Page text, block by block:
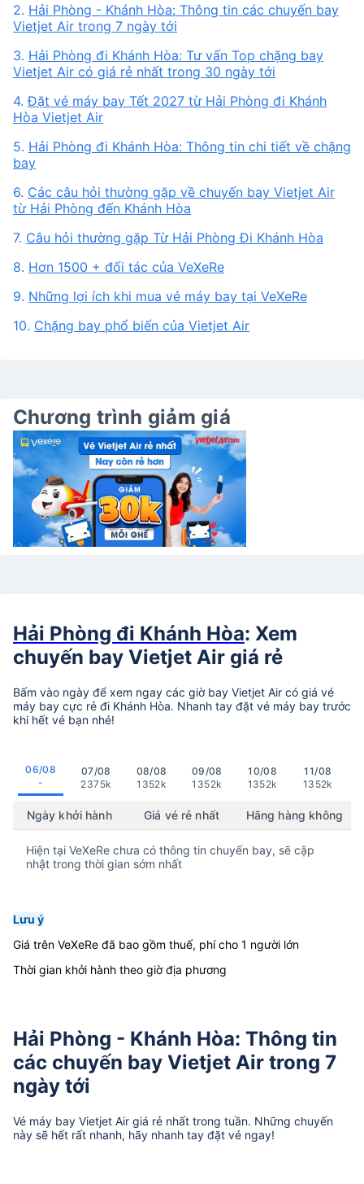
2. Hải Phòng - Khánh Hòa: Thông tin các chuyến bay
Vietjet Air trong 7 ngày tới
3. Hải Phòng đi Khánh Hòa: Tư vấn Top chặng bay
Vietjet Air có giá rẻ nhất trong 30 ngày tới
4.Đặt vé máy bay Tết 2027 từ Hải Phòng đi Khánh
Hòa Vietjet Air
5. Hải Phòng đi Khánh Hòa: Thông tin chi tiết về chặng
bay
6. Các câu hỏi thường gặp về chuyến bay Vietjet Air
từ Hải Phòng đến Khánh Hòa
7. Câu hỏi thường gặp Từ Hải Phòng Đi Khánh Hòa
8. Hơn 1500 + đối tác của VeXeRe
9. Những lợi ích khi mua vé máy bay tại VeXeRe
10. Chặng bay phổ biến của Vietjet Air
Chương trình giảm giá
Hải Phòng đi Khánh Hòa: Xem
chuyến bay Vietjet Air giá rẻ
Bấm vào ngày để xem ngay các giờ bay Vietjet Air có giá vé
máy bay cực rẻ đi Khánh Hòa. Nhanh tay đặt vé máy bay trước
khi hết vé bạn nhé!
06/08
-
07/08
2375k
08/08
1352k
09/08
1352k
10/08
1352k
11/08
1352k
Ngày khởi hành Giá vé rẻ nhất Hãng hàng không
Hiện tại VeXeRe chưa có thông tin chuyến bay, sẽ cập
nhật trong thời gian sớm nhất
Lưu ý
Giá trên VeXeRe đã bao gồm thuế, phí cho 1 người lớn
Thời gian khởi hành theo giờ địa phương
Hải Phòng - Khánh Hòa: Thông tin
các chuyến bay Vietjet Air trong 7
ngày tới
Vé máy bay Vietjet Air giá rẻ nhất trong tuần. Những chuyến
này sẽ hết rất nhanh, hãy nhanh tay đặt vé ngay!